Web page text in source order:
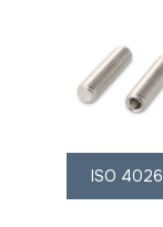
ISO 4026